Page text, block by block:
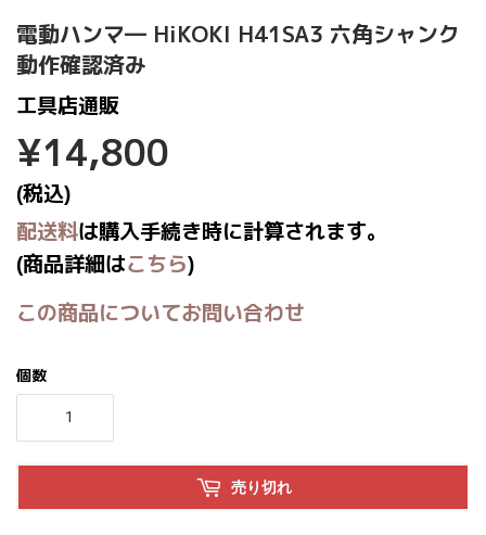
電動ハンマ― HiKOKI H41SA3 六角シャンク
動作確認済み
工具店通販
¥14,800
(税込)
配送料は購入手続き時に計算されます。
(商品詳細はこちら)
この商品についてお問い合わせ
個数
売り切れ